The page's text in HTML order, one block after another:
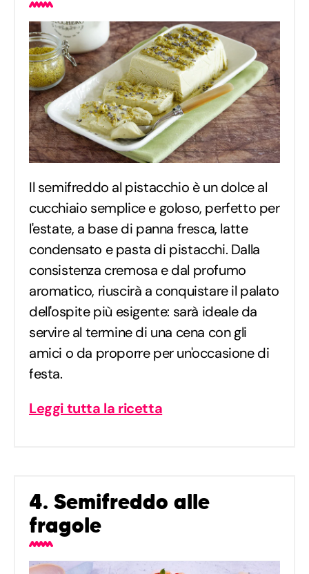
Il semifreddo al pistacchio è un dolce al
cucchiaio semplice e goloso, perfetto per
l'estate, a base di panna fresca, latte
condensato e pasta di pistacchi. Dalla
consistenza cremosa e dal profumo
aromatico, riuscirà a conquistare il palato
dell'ospite più esigente: sarà ideale da
servire al termine di una cena con gli
amici o da proporre per un'occasione di
festa.
Leggi tutta la ricetta
4. Semifreddo alle
fragole